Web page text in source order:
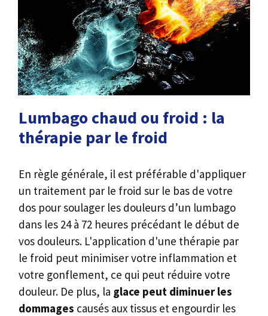
Lumbago chaud ou froid : la
thérapie par le froid
En règle générale, il est préférable d'appliquer
un traitement par le froid sur le bas de votre
dos pour soulager les douleurs d’un lumbago
dans les 24 à 72 heures précédant le début de
vos douleurs. L'application d'une thérapie par
le froid peut minimiser votre inflammation et
votre gonflement, ce qui peut réduire votre
douleur. De plus, la glace peut diminuer les
dommages causés aux tissus et engourdir les